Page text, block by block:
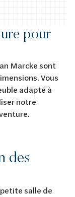
pour
Marcke sont
Vous
adapté à
notre
des
salle de